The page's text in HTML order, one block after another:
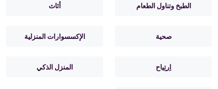
الطبخ وتناول الطعام أثاث
صحية الإكسسوارات المنزلية
اِرتِياح المنزل الذكي